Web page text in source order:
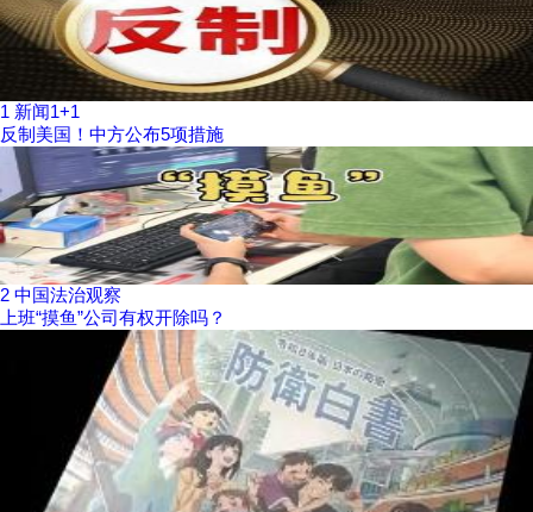
1 新闻1+1
反制美国！中方公布5项措施
2 中国法治观察
上班“摸鱼”公司有权开除吗？